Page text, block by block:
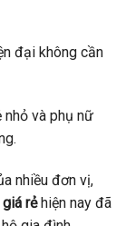
đại không cần
và phụ nữ
nhiều đơn vị,
rẻhiện nay đã